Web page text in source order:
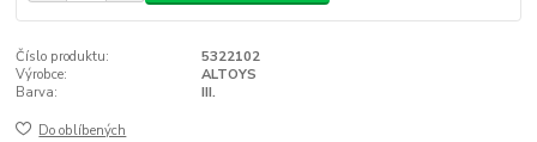
Číslo produktu:
5322102
Výrobce:
ALTOYS
Barva:
III.
Do oblíbených